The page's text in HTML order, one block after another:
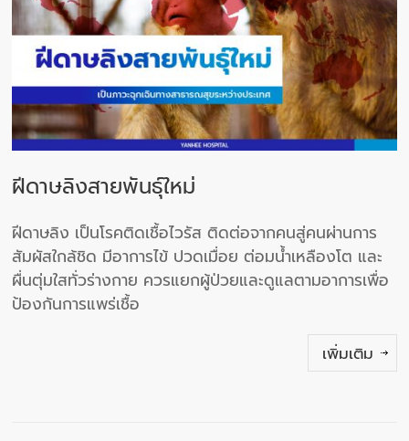
ฝีดาษลิงสายพันธุ์ใหม่
ฝีดาษลิง เป็นโรคติดเชื้อไวรัส ติดต่อจากคนสู่คนผ่านการ
สัมผัสใกล้ชิด มีอาการไข้ ปวดเมื่อย ต่อมน้ำเหลืองโต และ
ผื่นตุ่มใสทั่วร่างกาย ควรแยกผู้ป่วยและดูแลตามอาการเพื่อ
ป้องกันการแพร่เชื้อ
เพิ่มเติม